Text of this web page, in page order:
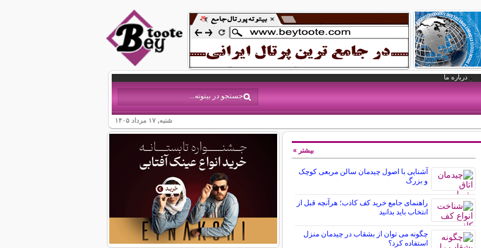
درباره ما
شنبه, ۱۷ مرداد ۱۴۰۵
آشنایی با اصول چیدمان سالن مربعی کوچک
و بزرگ
راهنمای جامع خرید کف کاذب؛ هرآنچه قبل از
انتخاب باید بدانید
چگونه می توان از بشقاب در چیدمان منزل
استفاده کرد؟
بیشتر »